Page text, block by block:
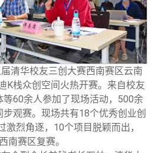
友讲坛
友视界
用信息
会章程
事会名单
度法规
联系我们
清华校友三创大赛西南赛区云南
K栈众创空间火热开赛。来自校友
等60余人参加了现场活动，500余
观赛。现场共有18个优秀创业创
激烈角逐，10个项目脱颖而出，
南赛区复赛。